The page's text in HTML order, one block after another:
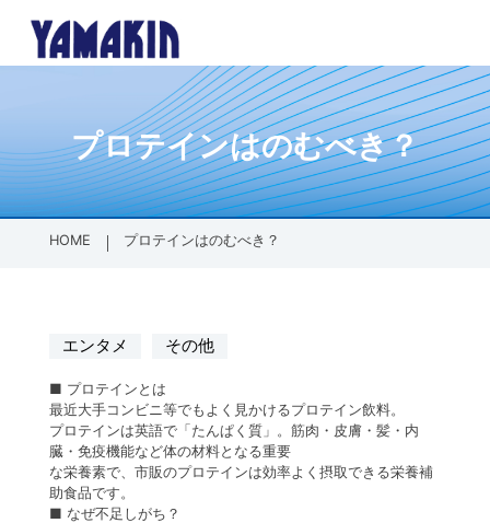
防塵保護製品
全製品一覧
内側に挿し込
PT/PFメス
その他製品
全製品一覧
各種パッキン
ゴムパッキン
会社案内
会社案内TOPへ
会社概要
SDGsへの取
プロテインはのむべき？
HOME プロテインはのむべき？
エンタメ その他
■ プロテインとは
最近大手コンビニ 等でも よ く 見 かけるプロテイン飲料。
プロテインは英語で「たんぱく質」。 筋肉・皮膚・髪・内
臓・免疫機能など体の材料となる重要
な栄養素で、市販のプロテインは効率よく摂取できる栄養補
助食品です。
■ なぜ不足しがち？